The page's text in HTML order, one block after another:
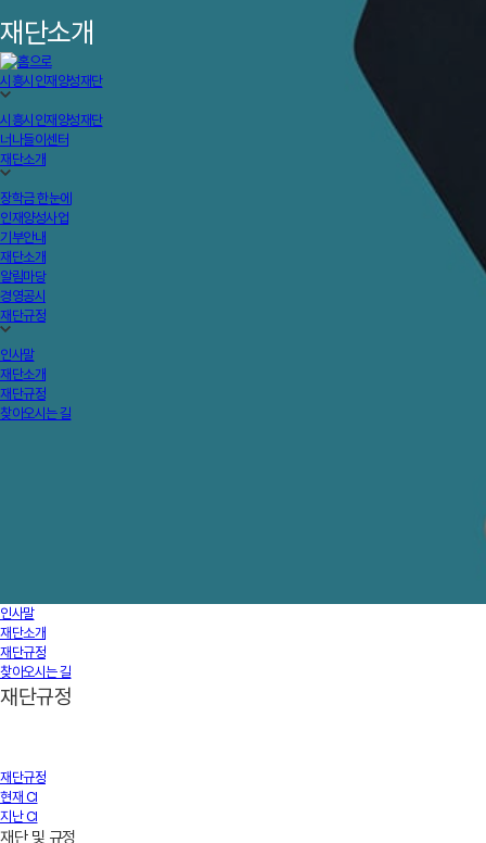
재단소개
시흥시인재양성재단
시흥시인재양성재단
너나들이센터
재단소개
장학금 한눈에
인재양성사업
기부안내
재단소개
알림마당
경영공시
재단규정
인사말
재단소개
재단규정
찾아오시는 길
인사말
재단소개
재단규정
찾아오시는 길
재단규정
재단규정
현재 CI
지난 CI
재단 및 규정